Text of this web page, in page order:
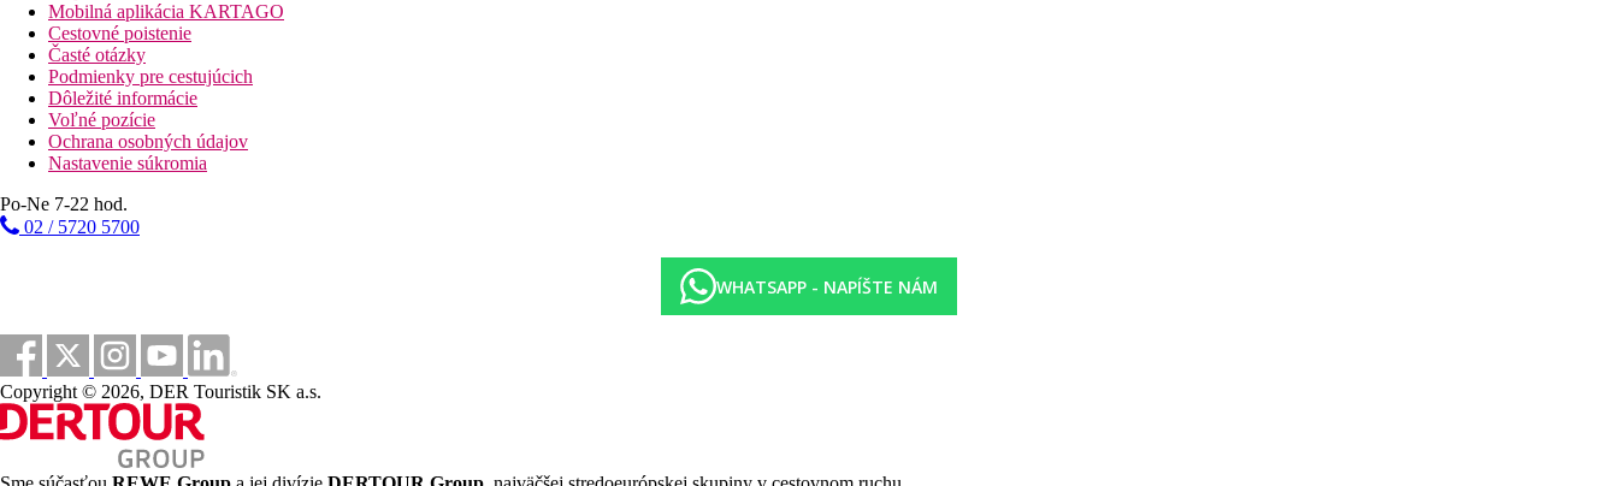
Mobilná aplikácia KARTAGO
Cestovné poistenie
Časté otázky
Podmienky pre cestujúcich
Dôležité informácie
Voľné pozície
Ochrana osobných údajov
Nastavenie súkromia
Po-Ne 7-22 hod.
02 / 5720 5700
WHATSAPP - NAPÍŠTE NÁM
Copyright © 2026, DER Touristik SK a.s.